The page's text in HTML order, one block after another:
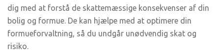
dig med at forstå de skattemæssige konsekvenser af din
bolig og formue. De kan hjælpe med at optimere din
formueforvaltning, så du undgår unødvendig skat og
risiko.